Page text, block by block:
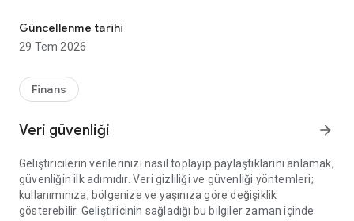
aradığınız kampanyayı kolayca bulabilir, kampanya
katılımlarınızı, kazanım süreçlerinizi ve elde ettiğiniz puan ile
Kazandıklarım menüsünden; Kredi kartlarınız, TLcard’larınız
kazandığınız puan ve indirimleri görüntüleyebilir, harcadığınız
World Pay menüsünden; QR Kod ile Öde özelliği sayesinde
kart veya hesabınızdan zahmetsizce ödeme yapabilirsiniz.
Güncellenme tarihi
29 Tem 2026
Finans
Veri güvenliği arrow_forward
Geliştiricilerin verilerinizi nasıl toplayıp paylaştıklarını anlamak,
güvenliğin ilk adımıdır. Veri gizliliği ve güvenliği yöntemleri;
kullanımınıza, bölgenize ve yaşınıza göre değişiklik
gösterebilir. Geliştiricinin sağladığı bu bilgiler zaman içinde